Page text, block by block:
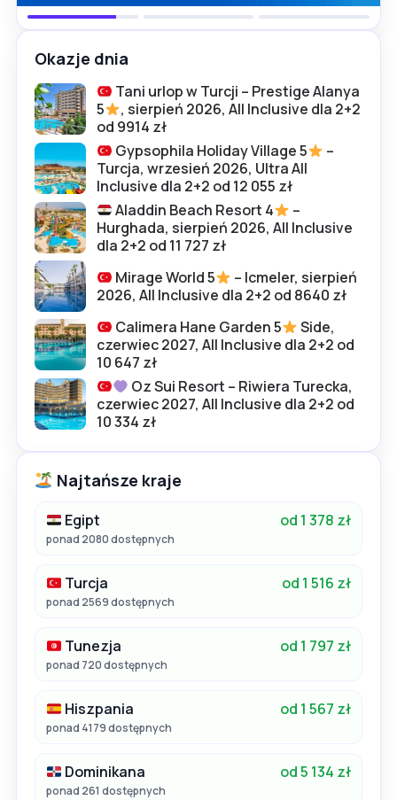
Okazje dnia
Tani urlop w Turcji – Prestige Alanya
5
, sierpień 2026, All Inclusive dla 2+2
od 9914 zł
Gypsophila Holiday Village 5
–
Turcja, wrzesień 2026, Ultra All
Inclusive dla 2+2 od 12 055 zł
Aladdin Beach Resort 4
–
Hurghada, sierpień 2026, All Inclusive
dla 2+2 od 11 727 zł
Mirage World 5
– Icmeler, sierpień
2026, All Inclusive dla 2+2 od 8640 zł
Calimera Hane Garden 5
Side,
czerwiec 2027, All Inclusive dla 2+2 od
10 647 zł
Oz Sui Resort – Riwiera Turecka,
czerwiec 2027, All Inclusive dla 2+2 od
10 334 zł
Najtańsze kraje
Egipt od 1 378 zł
ponad 2080 dostępnych
Turcja od 1 516 zł
ponad 2569 dostępnych
Tunezja od 1 797 zł
ponad 720 dostępnych
Hiszpania od 1 567 zł
ponad 4179 dostępnych
Dominikana od 5 134 zł
ponad 261 dostępnych